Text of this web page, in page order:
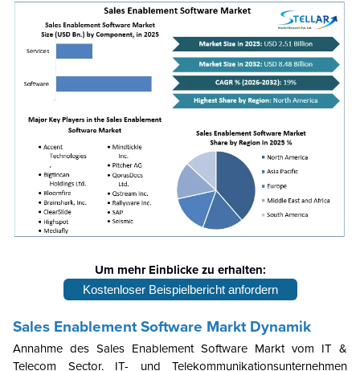
Um mehr Einblicke zu erhalten:
Kostenloser Beispielbericht anfordern
Sales Enablement Software MarktDynamik
Annahme des Sales Enablement Software Marktvom IT &
Telecom Sector. IT- und Telekommunikationsunternehmen